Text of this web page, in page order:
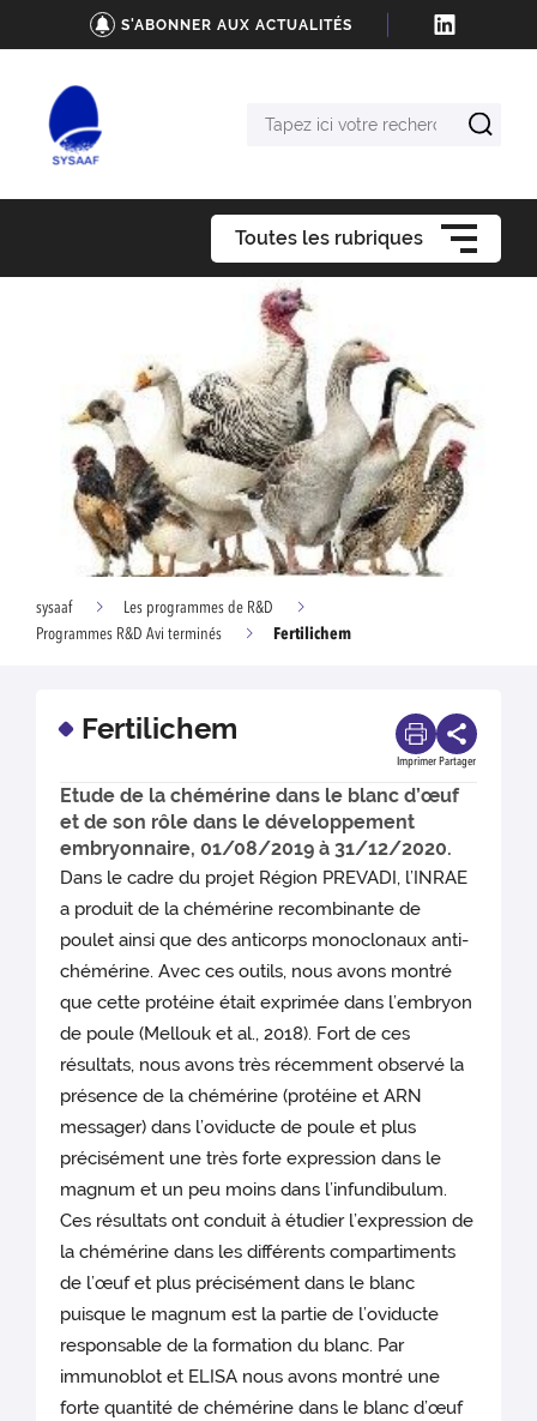
S'ABONNER AUX ACTUALITÉS
Toutes les rubriques
sysaaf
Les programmes de R&D
Programmes R&D Avi terminés
Fertilichem
Fertilichem
Imprimer Partager
Etude de la chémérine dans le blanc d’œuf
et de son rôle dans le développement
embryonnaire, 01/08/2019 à 31/12/2020.
Dans le cadre du projet Région PREVADI, l’INRAE
a produit de la chémérine recombinante de
poulet ainsi que des anticorps monoclonaux anti-
chémérine. Avec ces outils, nous avons montré
que cette protéine était exprimée dans l’embryon
de poule (Mellouk et al., 2018). Fort de ces
résultats, nous avons très récemment observé la
présence de la chémérine (protéine et ARN
messager) dans l’oviducte de poule et plus
précisément une très forte expression dans le
magnum et un peu moins dans l’infundibulum.
Ces résultats ont conduit à étudier l’expression de
la chémérine dans les différents compartiments
de l’œuf et plus précisément dans le blanc
puisque le magnum est la partie de l’oviducte
responsable de la formation du blanc. Par
immunoblot et ELISA nous avons montré une
forte quantité de chémérine dans le blanc d’œuf